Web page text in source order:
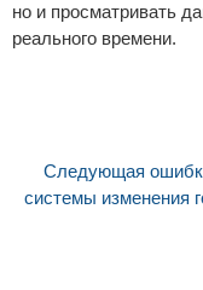
но и просматривать
реального времени.
Следующая
системы изменения